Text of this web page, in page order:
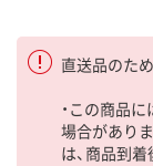
直送品のた
・この商品
場合があり
は、商品到